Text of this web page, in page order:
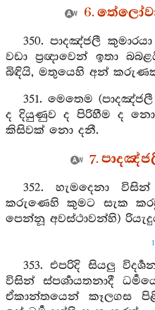
6.
350. පාදඤ්ජලී
වඩා ප්‍රඥාවෙන් ඉතා
බිඳියි, මතුයෙහි අන්
351. මෙතෙම
ද දියුණුව ද පිරිහීම ද
කිසිවක් නො දනී.
7.
352. හැමදෙනා
කරුණෙහි කුමට සැක
පෙන්නූ අවස්ථාවන්හි)
353. එපරිදි සියලු
විසින් ස්පර්‍ශායතනාදී
ඒකාන්තයෙන් කෑලගස